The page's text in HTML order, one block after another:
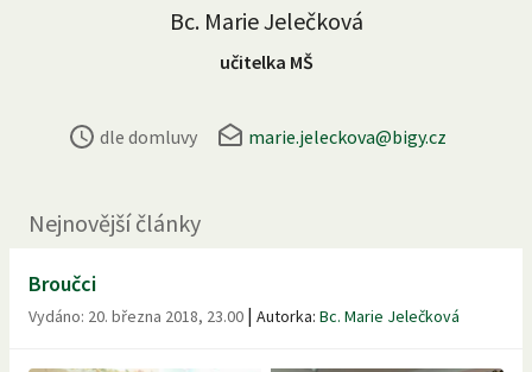
Bc. Marie Jelečková
učitelka MŠ
dle domluvy marie.jeleckova@bigy.cz
Nejnovější články
Broučci
Vydáno: 20. března 2018, 23.00 | Autorka: Bc. Marie Jelečková